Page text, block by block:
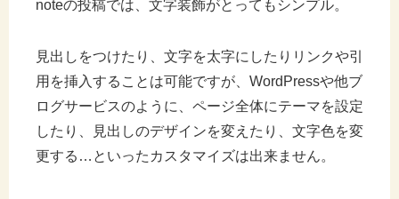
noteの投稿では、文字装飾がとってもシンプル。
見出しをつけたり、文字を太字にしたりリンクや引
用を挿入することは可能ですが、WordPressや他ブ
ログサービスのように、ページ全体にテーマを設定
したり、見出しのデザインを変えたり、文字色を変
更する…といったカスタマイズは出来ません。